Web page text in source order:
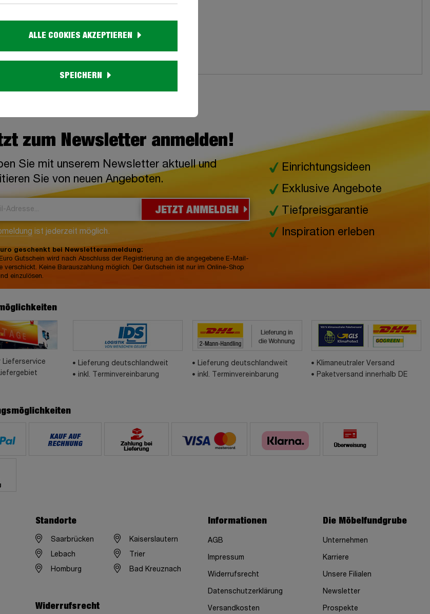
Aufbauanleitung
zum Newsletter anmelden!
Sie mit unserem Newsletter aktuell und
Sie von neuen Angeboten.
JETZT ANMELDEN
ist jederzeit möglich.
geschenkt bei Newsletteranmeldung:
Gutschein wird nach Abschluss der Registrierung an die angegebene E-Mail-
verschickt. Keine Barauszahlung möglich. Der Gutschein ist nur im Online-Shop
einzulösen.
Einrichtungsideen
Exklusive Angebote
Tiefpreisgarantie
Inspiration erleben
Lieferservice
Lieferung deutschlandweit
inkl. Terminvereinbarung
Lieferung deutschlandweit
inkl. Terminvereinbarung
Klimaneutraler Versand
Paketversand innerhalb DE
Standorte
Saarbrücken Kaiserslautern
Lebach Trier
Homburg Bad Kreuznach
Widerrufsrecht
Informationen
AGB
Impressum
Widerrufsrecht
Datenschutzerklärung
Versandkosten
Die Möbelfundgrube
Unternehmen
Karriere
Unsere Filialen
Newsletter
Prospekte
ALLE COOKIES AKZEPTIEREN
SPEICHERN